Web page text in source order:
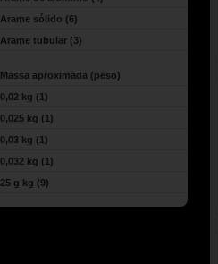
Arame sólido (6)
Arame tubular (3)
Massa aproximada (peso)
0,02 kg (1)
0,025 kg (1)
0,03 kg (1)
0,032 kg (1)
25 g kg (9)